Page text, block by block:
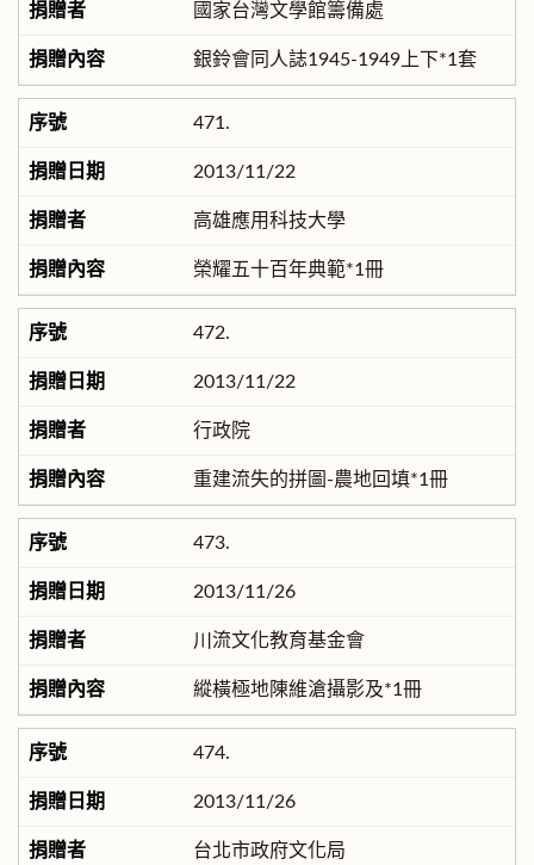
國家台灣文學館籌備處
銀鈴會同人誌1945-1949上下*1套
471.
2013/11/22
高雄應用科技大學
榮耀五十百年典範*1冊
472.
2013/11/22
行政院
重建流失的拼圖-農地回填*1冊
473.
2013/11/26
川流文化教育基金會
縱橫極地陳維滄攝影及*1冊
474.
2013/11/26
台北市政府文化局